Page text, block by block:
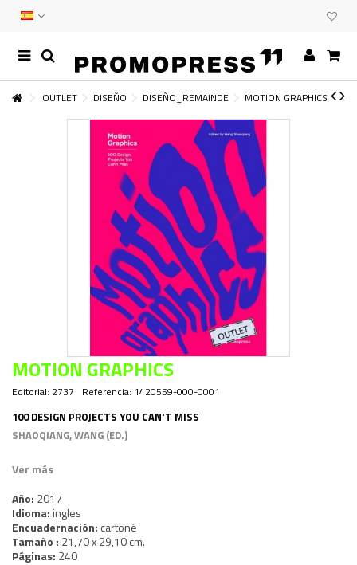
OUTLET DISEÑO DISEÑO_REMAINDE MOTION GRAPHICS
MOTION GRAPHICS
Editorial: 2737 Referencia: 1420559-000-0001
100 DESIGN PROJECTS YOU CAN'T MISS
SHAOQIANG, WANG (ED.)
Ver más
Año: 2017
Idioma: ingles
Encuadernación: cartoné
Tamaño : 21,70 x 29,10 cm.
Páginas: 240